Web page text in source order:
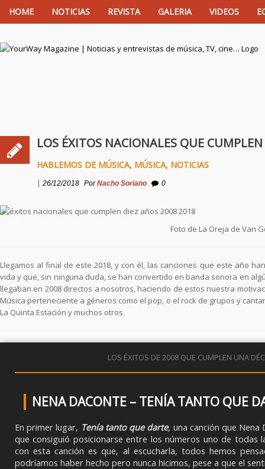
HOME NOTICIAS REVISTA GALERIA VIDEOS
LOS ÉXITOS NACIONALES QUE
HABLEMOS DE MÚSICA, MÚSICA, NOTICIAS
| 26/12/2018 PorNacho Soriano 0
Foto de La Oreja de Van
Llegamos al final de este 2018, y con él, las canciones que este año
vida y que, sin ninguna duda, se han convertido en banda sonora en
llegaban en 2008 directos a nosotros, haciendo de estos nuestra
Música perteneciente a géneros como el pop, o el rock de grupos y
La Quinta Estación y muchos otros.
LOS ÉXITOS DE 2008 QUE CUMPLEN UNA
NENA DACONTE – TENÍA TANTO QUE
En primer lugar, Tenía tanto que darte, una canción que
que consiguió posicionarse entre los números uno de todas
con esta canción es que, al escucharla, todos hemos
podríamos haber hecho pero nunca hicimos, pese a que el